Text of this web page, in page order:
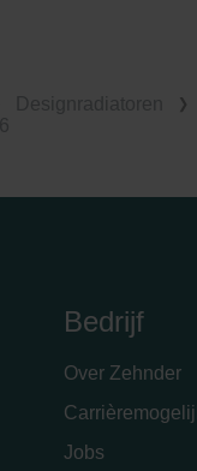
Bedrijf
Over Zehnder
Jobs